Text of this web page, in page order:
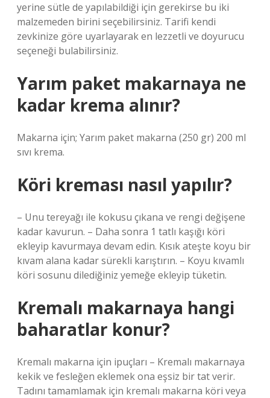
yerine sütle de yapılabildiği için gerekirse bu iki
malzemeden birini seçebilirsiniz. Tarifi kendi
zevkinize göre uyarlayarak en lezzetli ve doyurucu
seçeneği bulabilirsiniz.
Yarım paket makarnaya ne
kadar krema alınır?
Makarna için; Yarım paket makarna (250 gr) 200 ml
sıvı krema.
Köri kreması nasıl yapılır?
– Unu tereyağı ile kokusu çıkana ve rengi değişene
kadar kavurun. – Daha sonra 1 tatlı kaşığı köri
ekleyip kavurmaya devam edin. Kısık ateşte koyu bir
kıvam alana kadar sürekli karıştırın. – Koyu kıvamlı
köri sosunu dilediğiniz yemeğe ekleyip tüketin.
Kremalı makarnaya hangi
baharatlar konur?
Kremalı makarna için ipuçları – Kremalı makarnaya
kekik ve fesleğen eklemek ona eşsiz bir tat verir.
Tadını tamamlamak için kremalı makarna köri veya